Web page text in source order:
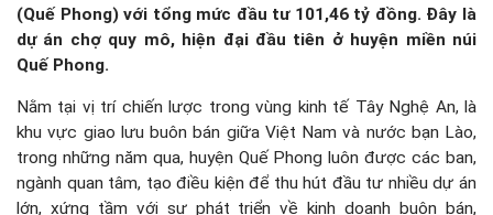
(Quế Phong) với tổng mức đầu tư 101,46 tỷ đồng. Đây là
dự án chợ quy mô, hiện đại đầu tiên ở huyện miền núi
Quế Phong.
Nằm tại vị trí chiến lược trong vùng kinh tế Tây Nghệ An, là
khu vực giao lưu buôn bán giữa Việt Nam và nước bạn Lào,
trong những năm qua, huyện Quế Phong luôn được các ban,
ngành quan tâm, tạo điều kiện để thu hút đầu tư nhiều dự án
lớn, xứng tầm với sự phát triển về kinh doanh buôn bán,